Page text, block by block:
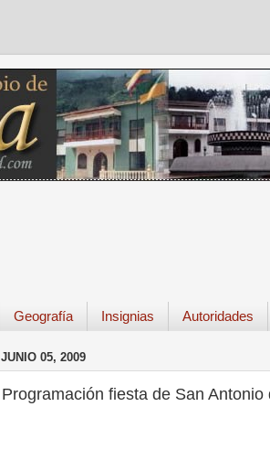
Geografía Insignias Autoridades
JUNIO 05, 2009
Programación fiesta de San Antonio